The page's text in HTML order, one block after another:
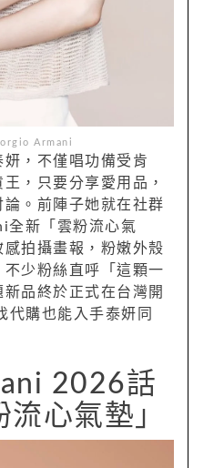
Armani
，不僅唱功備受肯
，只要分享愛用品，
。前陣子她就在社群
新「雲粉流心氣
拍攝畫報，粉嫩外殼
少粉絲直呼「這顆一
品終於正式在台灣開
購也能入手泰妍同
2026話
心氣墊」